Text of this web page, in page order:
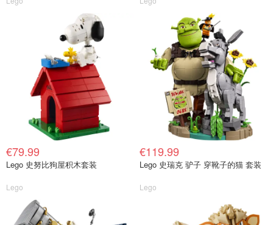
€79.99
Lego 史努比狗屋积木套装
Lego
€119.99
Lego 史瑞克 驴子 穿靴子的猫 套装
Lego